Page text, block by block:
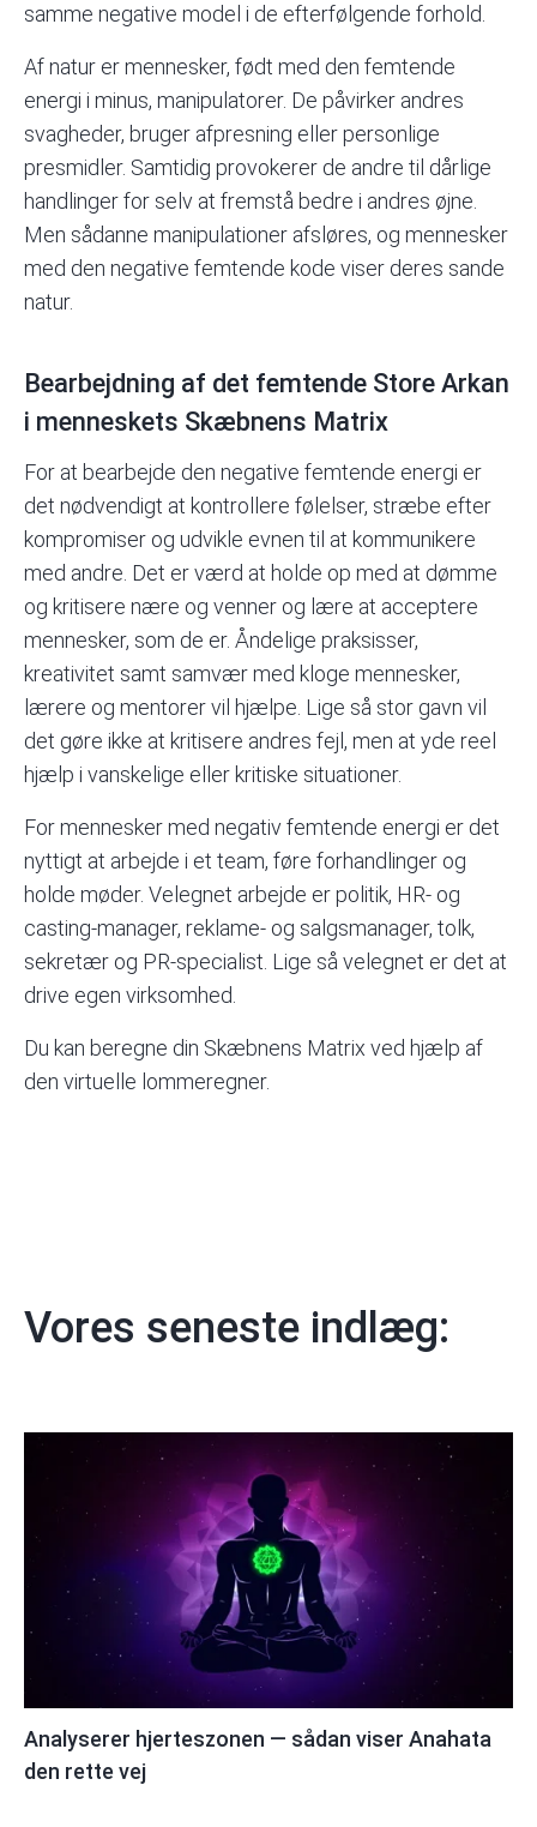
samme negative model i de efterfølgende forhold.
Af natur er mennesker, født med den femtende
energi i minus, manipulatorer. De påvirker andres
svagheder, bruger afpresning eller personlige
presmidler. Samtidig provokerer de andre til dårlige
handlinger for selv at fremstå bedre i andres øjne.
Men sådanne manipulationer afsløres, og mennesker
med den negative femtende kode viser deres sande
natur.
Bearbejdning af det femtende Store Arkan
i menneskets Skæbnens Matrix
For at bearbejde den negative femtende energi er
det nødvendigt at kontrollere følelser, stræbe efter
kompromiser og udvikle evnen til at kommunikere
med andre. Det er værd at holde op med at dømme
og kritisere nære og venner og lære at acceptere
mennesker, som de er. Åndelige praksisser,
kreativitet samt samvær med kloge mennesker,
lærere og mentorer vil hjælpe. Lige så stor gavn vil
det gøre ikke at kritisere andres fejl, men at yde reel
hjælp i vanskelige eller kritiske situationer.
For mennesker med negativ femtende energi er det
nyttigt at arbejde i et team, føre forhandlinger og
holde møder. Velegnet arbejde er politik, HR- og
casting-manager, reklame- og salgsmanager, tolk,
sekretær og PR-specialist. Lige så velegnet er det at
drive egen virksomhed.
Du kan beregne din Skæbnens Matrix ved hjælp af
den virtuelle lommeregner.
Vores seneste indlæg:
Analyserer hjerteszonen — sådan viser Anahata
den rette vej